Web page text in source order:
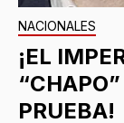
NACIONALES
¡EL
PRUEBA!